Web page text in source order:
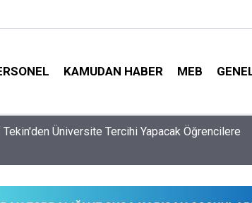
KAMUDAN HABER MEB
Onayı İçin Öğretmenlerin Bir Günü Kalıyor